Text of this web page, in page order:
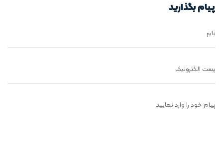
پیام بگذارید
نام
پست الکترونیک
پیام خود را وارد نمایید